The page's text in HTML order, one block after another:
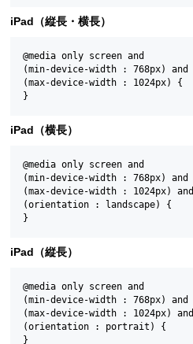
iPad（縦長・横長）
@media only screen and
(min-device-width : 768px) and
(max-device-width : 1024px) {
iPad（横長）
@media only screen and
(min-device-width : 768px) and
(max-device-width : 1024px) and
(orientation : landscape) {
iPad（縦長）
@media only screen and
(min-device-width : 768px) and
(max-device-width : 1024px) and
(orientation : portrait) {